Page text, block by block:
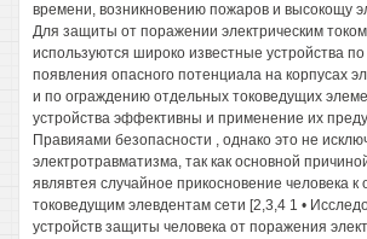
времени, возникновению пожаров и высокощу
Для защиты от поражении электрическим током
используются широко известные устройства
появления опасного потенциала на корпусах
и по ограждению отдельных токоведущих
устройства эффективны и применение их
Правияами безопасности , однако это не
электротравматизма, так как основной
являвтея случайное прикосновение человека к
токоведущим элевдентам сети [2,3,4 1 •
устройств защиты человека от поражения